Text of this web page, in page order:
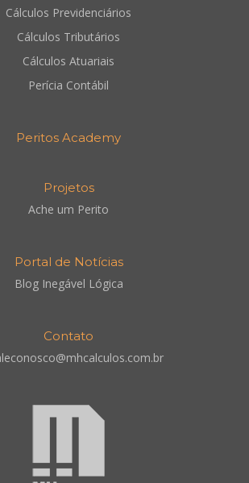
Cálculos Previdenciários
Cálculos Tributários
Cálculos Atuariais
Perícia Contábil
Peritos Academy
Projetos
Ache um Perito
Portal de Notícias
Blog Inegável Lógica
Contato